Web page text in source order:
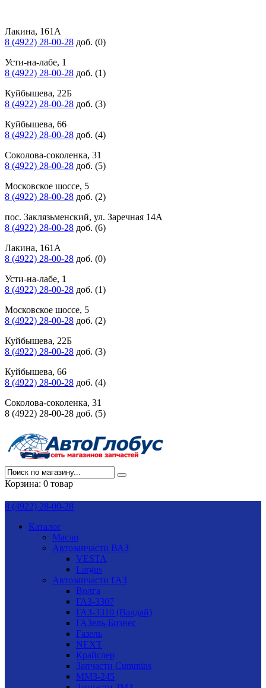
Лакина, 161А
8 (4922) 28-00-28 доб. (0)
Усти-на-лабе, 1
8 (4922) 28-00-28 доб. (1)
Куйбышева, 22Б
8 (4922) 28-00-28 доб. (3)
Куйбышева, 66
8 (4922) 28-00-28 доб. (4)
Соколова-соколенка, 31
8 (4922) 28-00-28 доб. (5)
Московское шоссе, 5
8 (4922) 28-00-28 доб. (2)
пос. Заклязьменский, ул. Заречная 14А
8 (4922) 28-00-28 доб. (6)
Лакина, 161А
8 (4922) 28-00-28 доб. (0)
Усти-на-лабе, 1
8 (4922) 28-00-28 доб. (1)
Московское шоссе, 5
8 (4922) 28-00-28 доб. (2)
Куйбышева, 22Б
8 (4922) 28-00-28 доб. (3)
Куйбышева, 66
8 (4922) 28-00-28 доб. (4)
Соколова-соколенка, 31
8 (4922) 28-00-28 доб. (5)
Корзина: 0 товар
8 (4922) 28-00-28
Каталог
Масло
Автозапчасти ВАЗ
VESTA
Largus
Автозапчасти ГАЗ
Волга
ГАЗ-3307
ГАЗ-3310 (Валдай)
ГАЗель-Бизнес
Газель
NEXT
Крайслер
Запчасти Cummins
ММЗ-245